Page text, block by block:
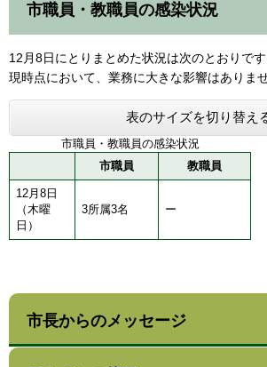
市職員・教職員の感染状況
12月8日にとりまとめた状況は次のとおりです
現時点において、業務に大きな影響はありませ
表のサイズを切り替え
市職員・教職員の感染状況
市職員
教職員
12月8日
（木曜
日）
3所属3名 ー
市長からのメッセージ